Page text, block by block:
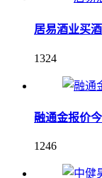
居易酒业买
1324
融通金报价
1246